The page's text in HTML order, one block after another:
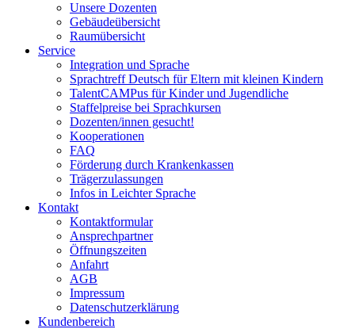
Unsere Dozenten
Gebäudeübersicht
Raumübersicht
Service
Integration und Sprache
Sprachtreff Deutsch für Eltern mit kleinen Kindern
TalentCAMPus für Kinder und Jugendliche
Staffelpreise bei Sprachkursen
Dozenten/innen gesucht!
Kooperationen
FAQ
Förderung durch Krankenkassen
Trägerzulassungen
Infos in Leichter Sprache
Kontakt
Kontaktformular
Ansprechpartner
Öffnungszeiten
Anfahrt
AGB
Impressum
Datenschutzerklärung
Kundenbereich